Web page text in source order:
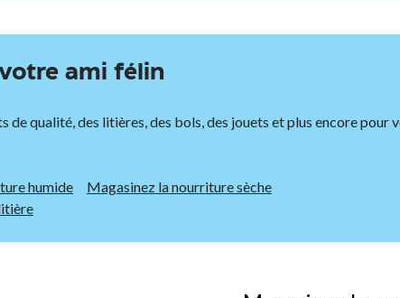
ami félin
de qualité, des litières, des bols, des jouets et plus encore pour
humide
Magasinez la nourriture sèche